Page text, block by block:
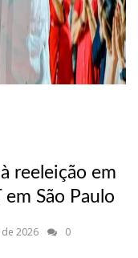
reeleição em
São Paulo
2026
0